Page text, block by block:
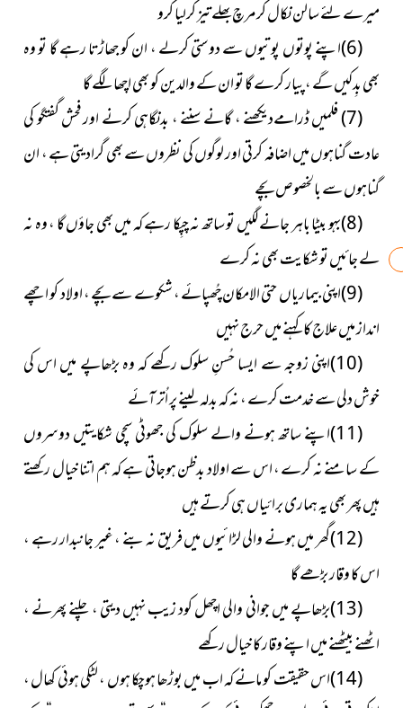
میرے لئے سالن نکال کر مرچ بھلے تیز کرلیا کرو
(6)اپنے پوتوں پوتیوں سے دوستی کرلے ، ان کو جھاڑتا رہے گا تو وہ
بھی بِدکیں گے ، پیار کرے گا تو ان کے والدین کو بھی اچھا لگے گا
(7) فلمیں ڈرامےدیکھنے ، گانے سننے ، بدنگاہی کرنے اور فحش گفتگو کی
عادت گناہوں میں اضافہ کرتی اور لوگوں کی نظروں سے بھی گرادیتی ہے ، ان
گناہوں سے بالخصوص بچے
(8)بہو بیٹا باہر جانے لگیں تو ساتھ نہ چپِکا رہے کہ میں بھی جاؤں گا ، وہ نہ
لے جائیں تو شکایت بھی نہ کرے
(9)اپنی بیماریاں حتی الامکان چُھپائے ، شکوے سے بچے ، اولاد کو اچھے
انداز میں علاج کا کہنے میں حرج نہیں
(10)اپنی زوجہ سے ایسا حُسنِ سلوک رکھے کہ وہ بڑھاپے میں اس کی
خوش دلی سے خدمت کرے ، نہ کہ بدلہ لینے پر اُتر آئے
(11)اپنے ساتھ ہونے والے سلوک کی جھوٹی سچی شکایتیں دوسروں
کے سامنے نہ کرے ، اس سے اولاد بدظن ہوجاتی ہے کہ ہم اتنا خیال رکھتے
ہیں پھر بھی یہ ہماری برائیاں ہی کرتے ہیں
(12)گھر میں ہونے والی لڑائیوں میں فریق نہ بنے ، غیر جانبدار رہے ،
اس کا وقار بڑھے گا
(13)بڑھاپے میں جوانی والی اچھل کود زیب نہیں دیتی ، چلنے پھرنے ،
اٹھنے بیٹھنے میں اپنے وقار کا خیال رکھے
(14)اس حقیقت کو مانے کہ اب میں بوڑھا ہوچکا ہوں ، لٹکی ہوئی کھال ،